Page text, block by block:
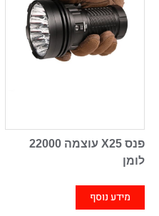
פנס X25 עוצמה 22000
לומן
מידע נוסף